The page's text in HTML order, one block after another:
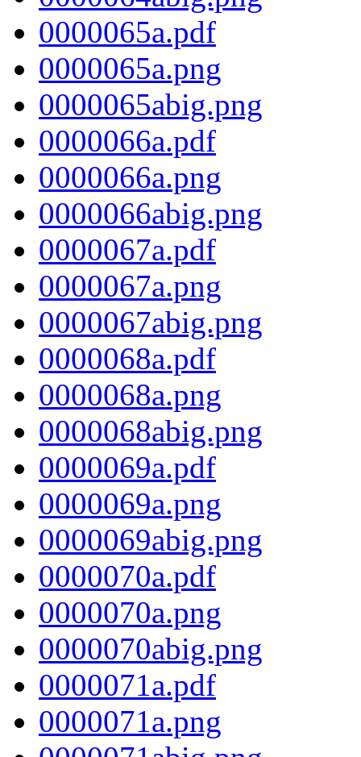
0000065a.pdf
0000065a.png
0000065abig.png
0000066a.pdf
0000066a.png
0000066abig.png
0000067a.pdf
0000067a.png
0000067abig.png
0000068a.pdf
0000068a.png
0000068abig.png
0000069a.pdf
0000069a.png
0000069abig.png
0000070a.pdf
0000070a.png
0000070abig.png
0000071a.pdf
0000071a.png